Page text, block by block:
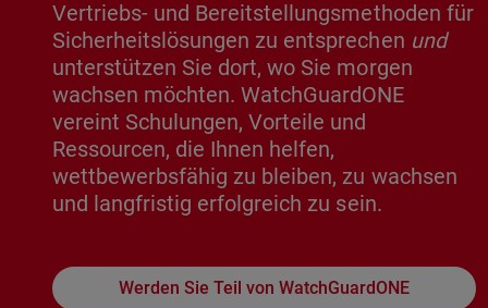
Vertriebs- und Bereitstellungsmethoden für
Sicherheitslösungen zu entsprechen und
unterstützen Sie dort, wo Sie morgen
wachsen möchten. WatchGuardONE
vereint Schulungen, Vorteile und
Ressourcen, die Ihnen helfen,
wettbewerbsfähig zu bleiben, zu wachsen
und langfristig erfolgreich zu sein.
Werden Sie Teil von WatchGuardONE